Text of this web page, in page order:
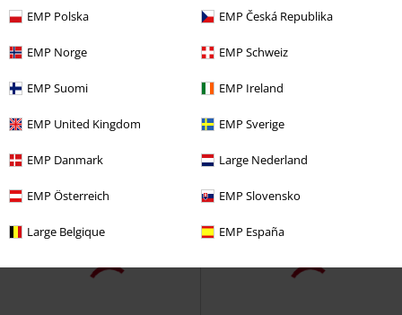
EMP Polska EMP Česká Republika
EMP Norge EMP Schweiz
EMP Suomi EMP Ireland
EMP United Kingdom EMP Sverige
EMP Danmark Large Nederland
EMP Österreich EMP Slovensko
Large Belgique EMP España
Five More Minutes
Logo
Dornröschen